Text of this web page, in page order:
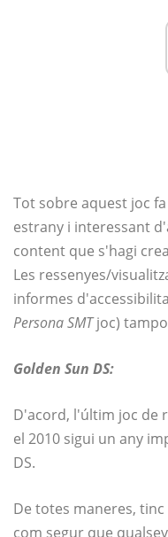
Tot sobre aquest joc
estrany i interessant
content que s'hagi
Les ressenyes/
informes
PersonaSMTjoc)
Golden Sun DS:
D'acord, l'últim joc de
el 2010 sigui un any
DS.
De totes maneres,
com segur que